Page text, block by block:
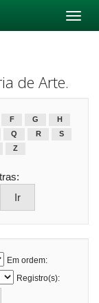
de Arte.
F G
H
Q R
S
Z
Em ordem:
Registro(s):